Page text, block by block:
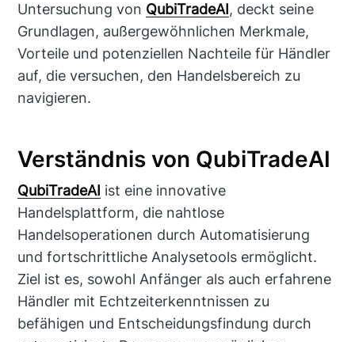
Untersuchung von QubiTradeAI, deckt seine
Grundlagen, außergewöhnlichen Merkmale,
Vorteile und potenziellen Nachteile für Händler
auf, die versuchen, den Handelsbereich zu
navigieren.
Verständnis von QubiTradeAI
QubiTradeAI ist eine innovative
Handelsplattform, die nahtlose
Handelsoperationen durch Automatisierung
und fortschrittliche Analysetools ermöglicht.
Ziel ist es, sowohl Anfänger als auch erfahrene
Händler mit Echtzeiterkenntnissen zu
befähigen und Entscheidungsfindung durch